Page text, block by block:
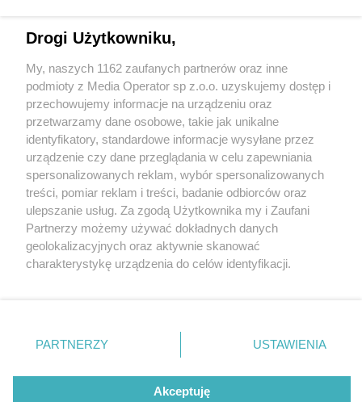
2 / 0
Wydawca mediów lokalnych
Nie zapomnij
zapoznać się z:
polityką prywatności
Twojemiasto
Piekary Śląskie
Chorzów
Tarnowskie Góry
Gliwice
Skontakuj sięz nami
Kontakt
Redakcja
Newsletter
Drogi Użytkowniku,
My, naszych 1162 zaufanych partnerów oraz inne
podmioty z Media Operator sp z.o.o. uzyskujemy dostęp i
przechowujemy informacje na urządzeniu oraz
przetwarzamy dane osobowe, takie jak unikalne
identyfikatory, standardowe informacje wysyłane przez
urządzenie czy dane przeglądania w celu zapewniania
spersonalizowanych reklam, wybór spersonalizowanych
treści, pomiar reklam i treści, badanie odbiorców oraz
ulepszanie usług. Za zgodą Użytkownika my i Zaufani
Partnerzy możemy używać dokładnych danych
geolokalizacyjnych oraz aktywnie skanować
charakterystykę urządzenia do celów identyfikacji.
zmienić/wycofać klikając przycisk ustawień prywatności
znajdujący się w lewym dolnym rogu strony
rodzaje przetwarzania danych nie wymagają zgody
użytkownika, ale masz prawo sprzeciwić się takiemu
PARTNERZY USTAWIENIA
Akceptuję